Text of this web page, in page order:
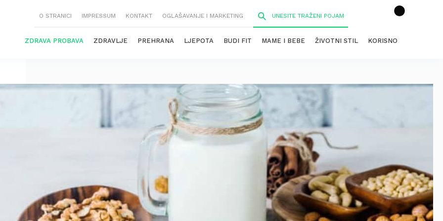
O STRANICI IMPRESSUM KONTAKT OGLAŠAVANJE I MARKETING
ZDRAVA PROBAVA ZDRAVLJE PREHRANA LJEPOTA BUDI FIT MAME I BEBE ŽIVOTNI STIL KORISNO